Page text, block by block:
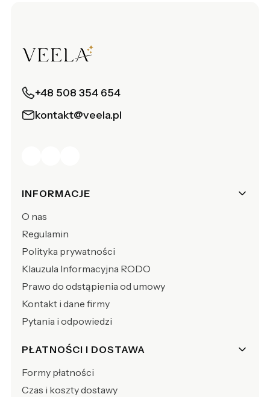
+48 508 354 654
kontakt@veela.pl
Linki w stopce
INFORMACJE
O nas
Regulamin
Polityka prywatności
Klauzula Informacyjna RODO
Prawo do odstąpienia od umowy
Kontakt i dane firmy
Pytania i odpowiedzi
PŁATNOŚCI I DOSTAWA
Formy płatności
Czas i koszty dostawy